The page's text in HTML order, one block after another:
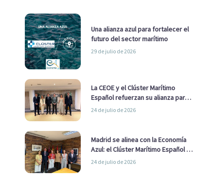
Una alianza azul para fortalecer el
futuro del sector marítimo
29 de julio de 2026
La CEOE y el Clúster Marítimo
Español refuerzan su alianza para
impulsar una estrategia Nacional
24 de julio de 2026
Madrid se alinea con la Economía
Azul: el Clúster Marítimo Español y
la Real Liga Naval avanzan alianzas
24 de julio de 2026